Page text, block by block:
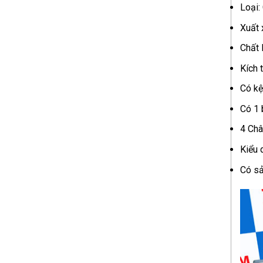
Loại:
Xuất
Chất
Kích
Có
Có 1
4
Kiểu
Có